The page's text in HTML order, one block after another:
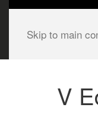
Skip to main
V